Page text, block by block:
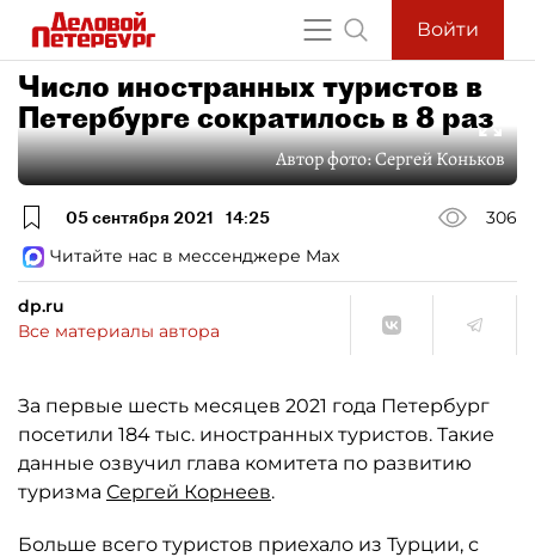
Войти
Число иностранных туристов в
Петербурге сократилось в 8 раз
Автор фото:Сергей Коньков
05 сентября 2021 14:25
306
Читайте нас в мессенджере Max
dp.ru
Все материалы автора
За первые шесть месяцев 2021 года Петербург
посетили 184 тыс. иностранных туристов. Такие
данные озвучил глава комитета по развитию
туризма Сергей Корнеев.
Больше всего туристов приехало из Турции, с